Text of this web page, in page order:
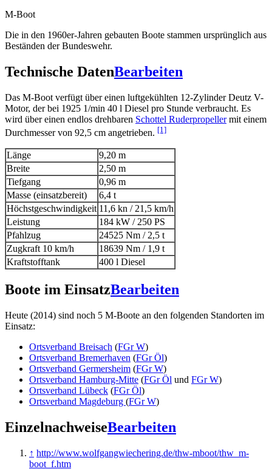
M-Boot
Die in den 1960er-Jahren gebauten Boote stammen ursprünglich aus
Beständen der Bundeswehr.
Technische DatenBearbeiten
Das M-Boot verfügt über einen luftgekühlten 12-Zylinder Deutz V-
Motor, der bei 1925 1/min 40 l Diesel pro Stunde verbraucht. Es
wird über einen endlos drehbaren Schottel Ruderpropellermit einem
Durchmesser von 92,5 cm angetrieben. [1]
Länge
9,20 m
Breite
2,50 m
Tiefgang
0,96 m
Masse (einsatzbereit)
6,4 t
Höchstgeschwindigkeit 11,6 kn / 21,5 km/h
Leistung
184 kW / 250 PS
Pfahlzug
24525 Nm / 2,5 t
Zugkraft 10 km/h
18639 Nm / 1,9 t
Kraftstofftank
400 l Diesel
Boote im EinsatzBearbeiten
Heute (2014) sind noch 5 M-Boote an den folgenden Standorten im
Einsatz:
Ortsverband Breisach (FGr W)
Ortsverband Bremerhaven (FGr Öl)
Ortsverband Germersheim (FGr W)
Ortsverband Hamburg-Mitte (FGr Öl und FGr W)
Ortsverband Lübeck (FGr Öl)
Ortsverband Magdeburg (FGr W)
EinzelnachweiseBearbeiten
↑ http://www.wolfgangwiechering.de/thw-mboot/thw_m-
boot_f.htm